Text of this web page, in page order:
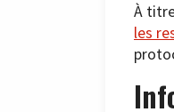
À
les